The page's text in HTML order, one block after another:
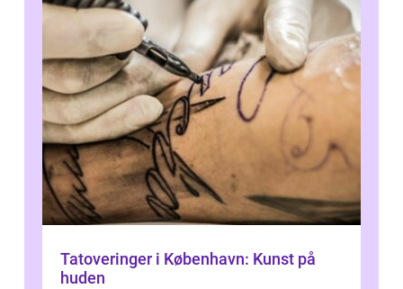
Tatoveringer i København: Kunst på
huden